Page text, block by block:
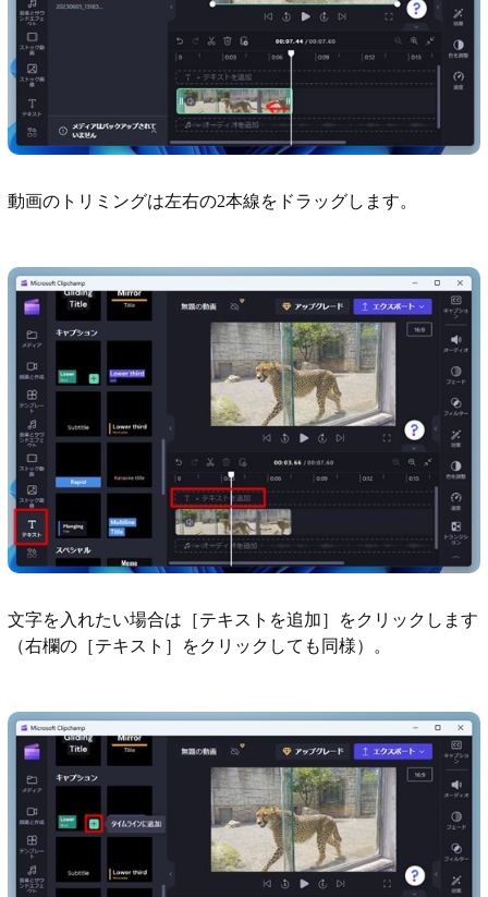
動画のトリミングは左右の2本線をドラッグします。
文字を入れたい場合は［テキストを追加］をクリックします
（右欄の［テキスト］をクリックしても同様）。